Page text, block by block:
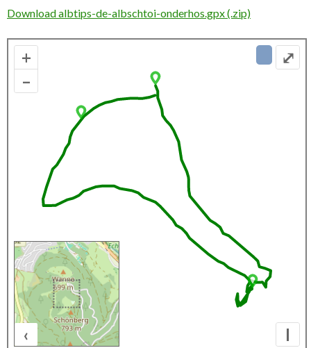
Download albtips-de-albschtoi-onderhos.gpx (.zip)
+
–
I
100 m
‹
⤢